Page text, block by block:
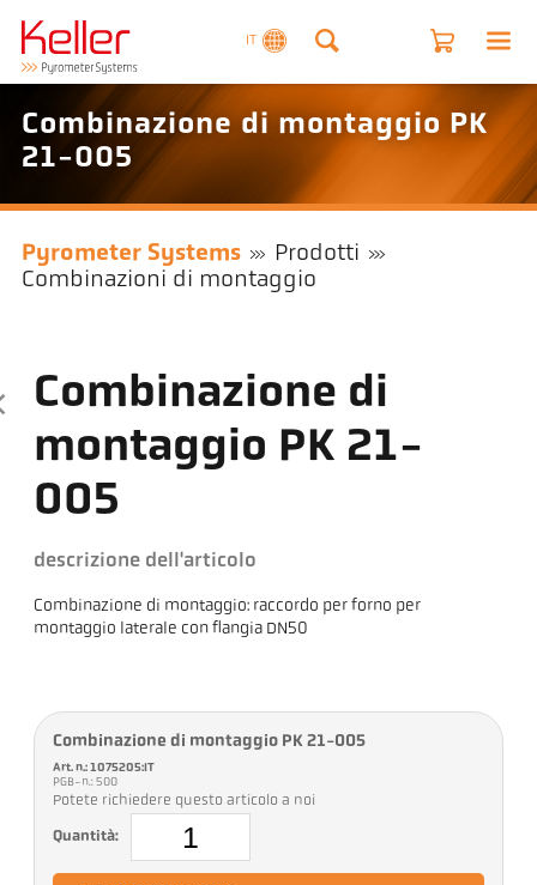
IT
Combinazione di montaggio PK
21-005
Pyrometer Systems
Prodotti
Combinazioni di montaggio
Combinazione di
montaggio PK 21-
005
descrizione dell'articolo
Combinazione di montaggio: raccordo per forno per
montaggio laterale con flangia DN50
Combinazione di montaggio PK 21-005
Art. n.: 1075205:IT
PGB-n.: 500
Potete richiedere questo articolo a noi
Quantità: